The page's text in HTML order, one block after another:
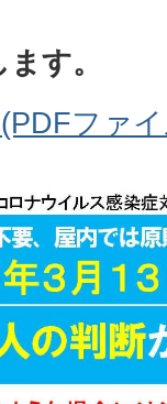
す。
ファ